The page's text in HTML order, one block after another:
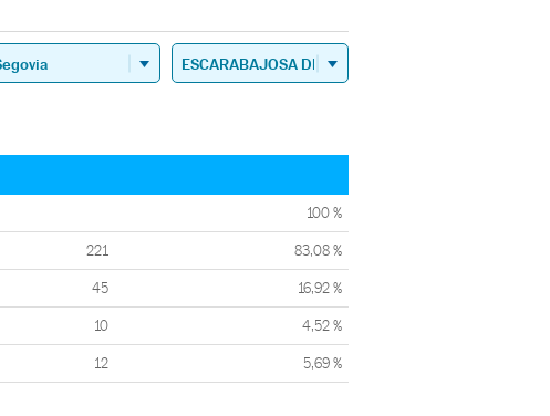
100 %
221 83,08 %
45 16,92 %
10 4,52 %
12 5,69 %